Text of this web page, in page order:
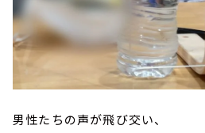
男性たちの声が飛び交い、